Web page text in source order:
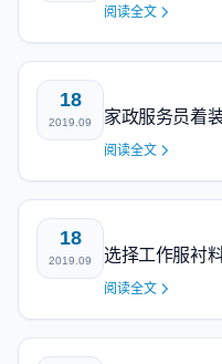
阅读全文
18
2019.09 家政服务员着
阅读全文
18
2019.09 选择工作服衬
阅读全文